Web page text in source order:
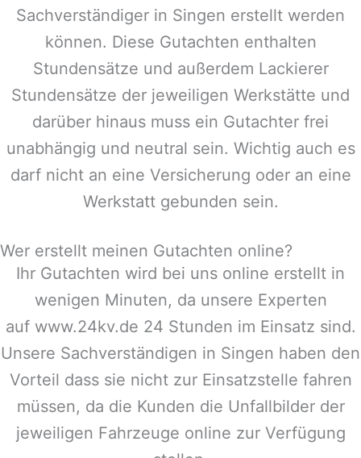
Sachverständiger in Singen erstellt werden
können. Diese Gutachten enthalten
Stundensätze und außerdem Lackierer
Stundensätze der jeweiligen Werkstätte und
darüber hinaus muss ein Gutachter frei
unabhängig und neutral sein. Wichtig auch es
darf nicht an eine Versicherung oder an eine
Werkstatt gebunden sein.
Wer erstellt meinen Gutachten online?
Ihr Gutachten wird bei uns online erstellt in
wenigen Minuten, da unsere Experten
auf www.24kv.de 24 Stunden im Einsatz sind.
Unsere Sachverständigen in Singen haben den
Vorteil dass sie nicht zur Einsatzstelle fahren
müssen, da die Kunden die Unfallbilder der
jeweiligen Fahrzeuge online zur Verfügung